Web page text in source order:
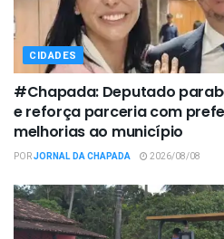
CIDADES
#Chapada: Deputado
e reforça parceria com
melhorias ao município
PORJORNAL DA CHAPADA 2026/08/08